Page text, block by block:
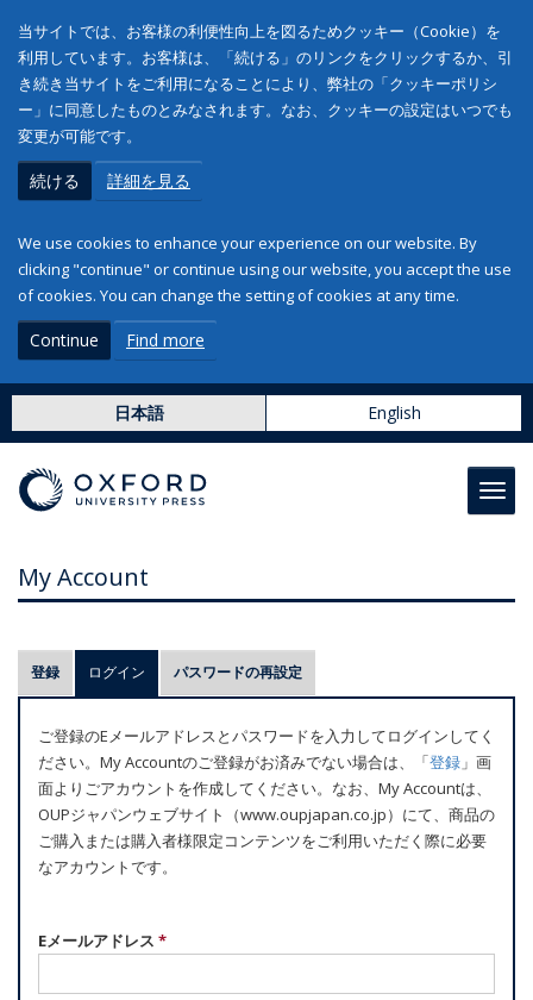
当サイトでは、お客様の利便性向上を図るためクッキー（Cookie）を
利用しています。お客様は、「続ける」のリンクをクリックするか、引
き続き当サイトをご利用になることにより、弊社の「クッキーポリシ
ー」に同意したものとみなされます。なお、クッキーの設定はいつでも
変更が可能です。
続ける 詳細を見る
We use cookies to enhance your experience on our website. By
clicking "continue" or continue using our website, you accept the use
of cookies. You can change the setting of cookies at any time.
Continue Find more
日本語 English
My Account
プ
ラ
マ
リ
ー
タ
ブ
登録 ログイン (アクティブなタブ)
パスワードの再設定
ご登録のEメールアドレスとパスワードを入力してログインしてく
ださい。My Accountのご登録がお済みでない場合は、「登録 」画
面よりごアカウントを作成してください。なお、My Accountは、
OUPジャパンウェブサイト（www.oupjapan.co.jp）にて、商品の
ご購入または購入者様限定コンテンツをご利用いただく際に必要
なアカウントです。
Eメールアドレス *